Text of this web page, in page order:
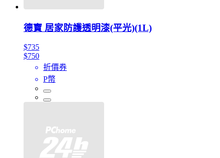
德寶 居家防護透明漆(平光)(1L)
$735
$750
折價券
P幣